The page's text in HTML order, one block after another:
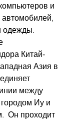
и
одежды.
Китай-
Азия в
между
Иу и
Он проходит